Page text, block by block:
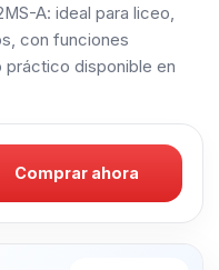
A: ideal para liceo,
con funciones
disponible en
Comprar ahora